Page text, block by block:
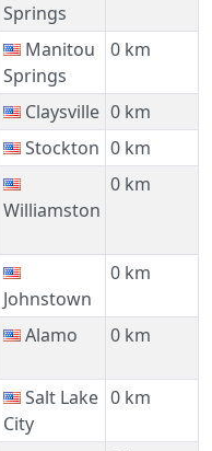
Springs
Manitou
Springs
0 km
Claysville 0 km
Stockton 0 km
Williamston
0 km
Johnstown
0 km
Alamo 0 km
Salt Lake
City
0 km